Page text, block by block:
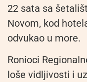
22 sata sa
Novom, kod
odvukao u more.
Ronioci
loše vidljivosti i